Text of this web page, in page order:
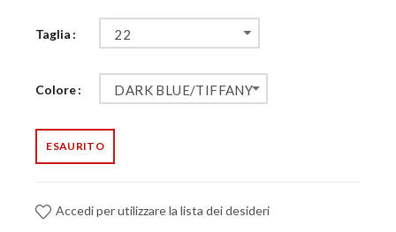
Taglia 22
Colore DARK BLUE/TIFFANY
ESAURITO
Accedi per utilizzare la lista dei desideri